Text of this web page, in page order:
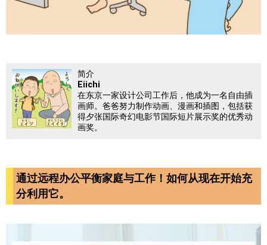
简介
Eiichi
在东京一家设计公司工作后，他成为一名自由插
画师。爸爸努力制作动画、漫画和插图，包括获
得夕张国际奇幻电影节国际短片展示奖的优秀动
画奖。
通过远程办公平衡家庭与工作！如何从现在开始充
分利用它。